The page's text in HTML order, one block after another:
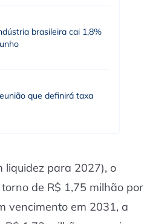
brasileira cai 1,8%
que definirá taxa
liquidez para 2027), o
de R$ 1,75 milhão por
vencimento em 2031, a